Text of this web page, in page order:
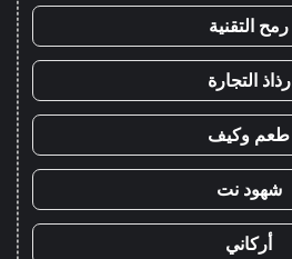
رمح التقنية
رذاذ التجارة
طعم وكيف
شهود نت
أركاني